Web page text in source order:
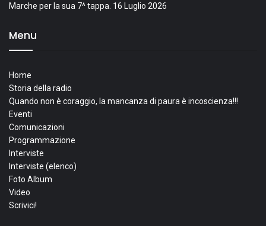
Marche per la sua 7^ tappa. 16 Luglio 2026
Menu
Home
Storia della radio
Quando non è coraggio, la mancanza di paura è incoscienza!!!
Eventi
Comunicazioni
Programmazione
Interviste
Interviste (elenco)
Foto Album
Video
Scrivici!